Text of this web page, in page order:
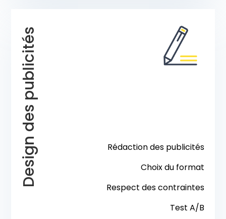
Design des publicités
Rédaction des publicités
Choix du format
Respect des contraintes
Test A/B